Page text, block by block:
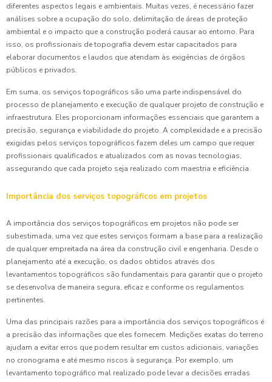
diferentes aspectos legais e ambientais. Muitas vezes, é necessário fazer
análises sobre a ocupação do solo, delimitação de áreas de proteção
ambiental e o impacto que a construção poderá causar ao entorno. Para
isso, os profissionais de topografia devem estar capacitados para
elaborar documentos e laudos que atendam às exigências de órgãos
públicos e privados.
Em suma, os serviços topográficos são uma parte indispensável do
processo de planejamento e execução de qualquer projeto de construção e
infraestrutura. Eles proporcionam informações essenciais que garantem a
precisão, segurança e viabilidade do projeto. A complexidade e a precisão
exigidas pelos serviços topográficos fazem deles um campo que requer
profissionais qualificados e atualizados com as novas tecnologias,
assegurando que cada projeto seja realizado com maestria e eficiência.
Importância dos serviços topográficos em projetos
A importância dos serviços topográficos em projetos não pode ser
subestimada, uma vez que estes serviços formam a base para a realização
de qualquer empreitada na área da construção civil e engenharia. Desde o
planejamento até a execução, os dados obtidos através dos
levantamentos topográficos são fundamentais para garantir que o projeto
se desenvolva de maneira segura, eficaz e conforme os regulamentos
pertinentes.
Uma das principais razões para a importância dos serviços topográficos é
a precisão das informações que eles fornecem. Medições exatas do terreno
ajudam a evitar erros que podem resultar em custos adicionais, variações
no cronograma e até mesmo riscos à segurança. Por exemplo, um
levantamento topográfico mal realizado pode levar a decisões erradas